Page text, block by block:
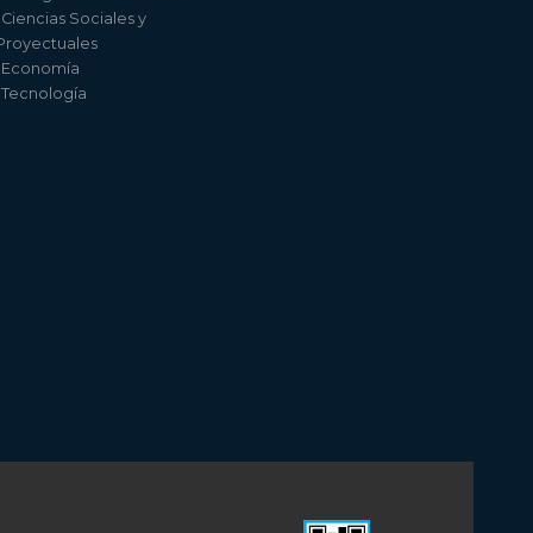
Sociales y